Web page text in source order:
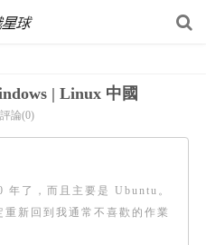
| Linux 中國
評論(0)
了，而且主要是 Ubuntu。
新回到我通常不喜歡的作業